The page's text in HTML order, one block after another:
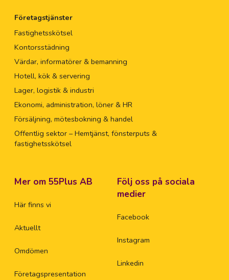
Företagstjänster
Fastighetsskötsel
Kontorsstädning
Värdar, informatörer & bemanning
Hotell, kök & servering
Lager, logistik & industri
Ekonomi, administration, löner & HR
Försäljning, mötesbokning & handel
Offentlig sektor – Hemtjänst, fönsterputs &
fastighetsskötsel
Mer om 55Plus AB
Här finns vi
Aktuellt
Omdömen
Företagspresentation
Följ oss på sociala
medier
Facebook
Instagram
Linkedin